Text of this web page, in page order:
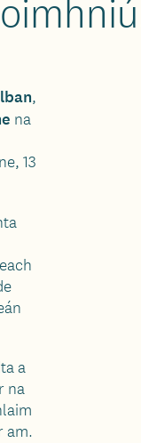
,
na
13
a
na
am.